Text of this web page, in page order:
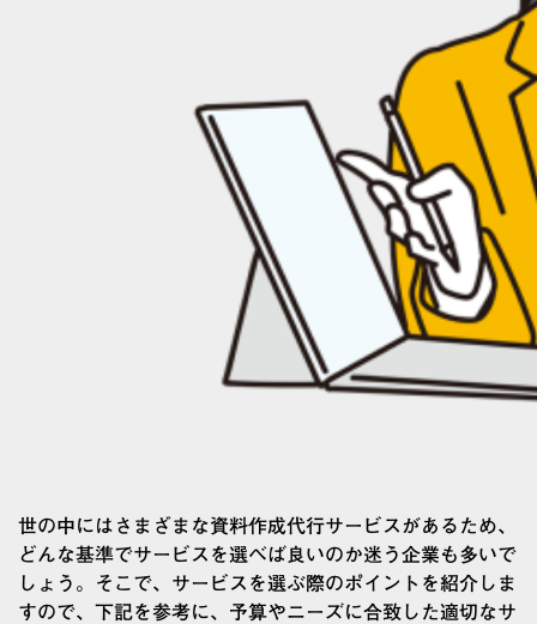
世の中にはさまざまな資料作成代行サービスがあるため、
どんな基準でサービスを選べば良いのか迷う企業も多いで
しょう。そこで、サービスを選ぶ際のポイントを紹介しま
すので、下記を参考に、予算やニーズに合致した適切なサ